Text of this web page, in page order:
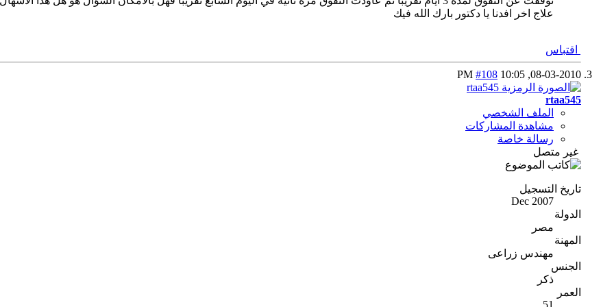
علاج اخر افدنا يا دكتور بارك الله فيك
اقتباس
08-03-2010,
10:05 PM
#108
rtaa545
الملف الشخصي
مشاهدة المشاركات
رسالة خاصة
غير متصل
تاريخ التسجيل
Dec 2007
الدولة
مصر
المهنة
مهندس زراعى
الجنس
ذكر
العمر
51